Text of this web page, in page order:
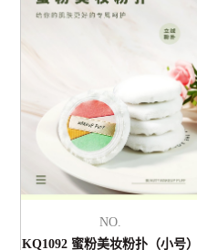
NO.
KQ1092 蜜粉美妆粉扑（小号）